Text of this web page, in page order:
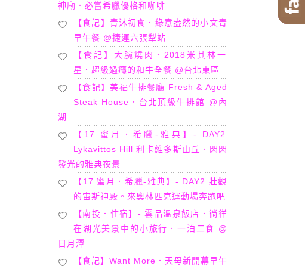
神廟．必嘗希臘優格和咖啡
【食記】青沐初食．綠意盎然的小文青
早午餐 @捷運六張犁站
【食記】大腕燒肉．2018米其林一
星．超級過癮的和牛全餐 @台北東區
【食記】美福牛排餐廳 Fresh & Aged
Steak House．台北頂級牛排館 @內
湖
【17 蜜月．希臘-雅典】- DAY2
Lykavittos Hill 利卡維多斯山丘．閃閃
發光的雅典夜景
【17 蜜月．希臘-雅典】- DAY2 壯觀
的宙斯神殿。來奧林匹克運動場奔跑吧
【南投．住宿】- 雲品溫泉飯店．徜徉
在湖光美景中的小旅行．一泊二食 @
日月潭
【食記】Want More．天母新開幕早午